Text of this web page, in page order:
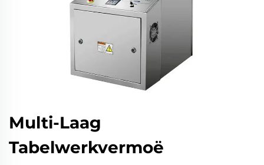
Multi-Laag
Tabelwerkvermoë